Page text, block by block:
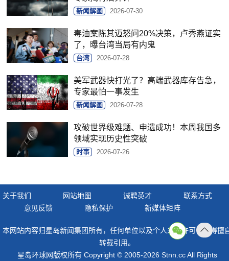
新闻解画 2026-07-30
毒油案陈其迈怒问20%决策，卢秀燕证实
了，曝台湾当局有内鬼
台湾 2026-07-28
美军武器快打光了？高端武器库存告急，
专家最怕一事发生
新闻解画 2026-07-28
攻破世界级难题、申遗成功！本周我国多
领域实现历史性突破
时事 2026-07-26
关于我们 网站地图 诚聘英才
联系方式
意见反馈
隐私保护 新媒体矩阵
本网站内容归星岛新闻集团所有，任何单位以及个人未经许可，不得擅
转载引用。
星岛环球网版权所有 Copyright © 2005-2026 Stnn.cc All Rights
顶部